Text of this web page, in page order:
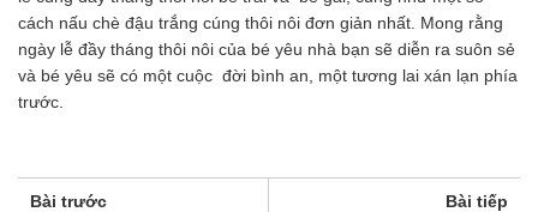
cách nấu chè đậu trắng cúng thôi nôi đơn giản nhất. Mong rằng
ngày lễ đầy tháng thôi nôi của bé yêu nhà bạn sẽ diễn ra suôn sẻ
và bé yêu sẽ có một cuộc đời bình an, một tương lai xán lạn phía
trước.
Bài trước
Bài tiếp